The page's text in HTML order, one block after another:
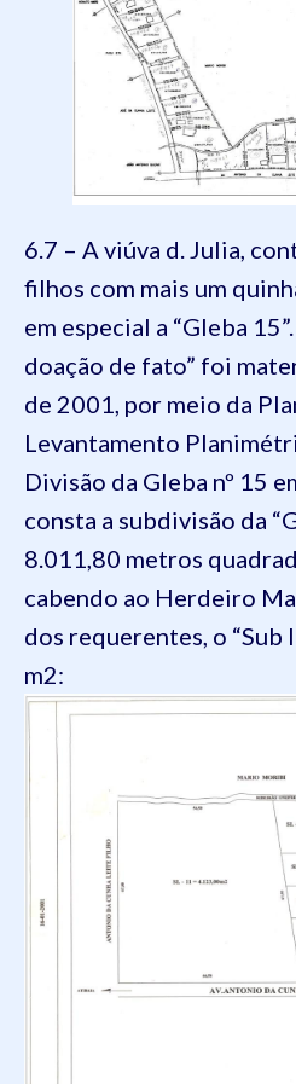
6.7 – A viúva d. Julia,
filhos com mais um
em especial a “Gleba
doação de fato” foi
de 2001, por meio da
Levantamento
Divisão da Gleba nº 15
consta a subdivisão da
8.011,80 metros
cabendo ao Herdeiro
dos requerentes, o “Sub
m2: